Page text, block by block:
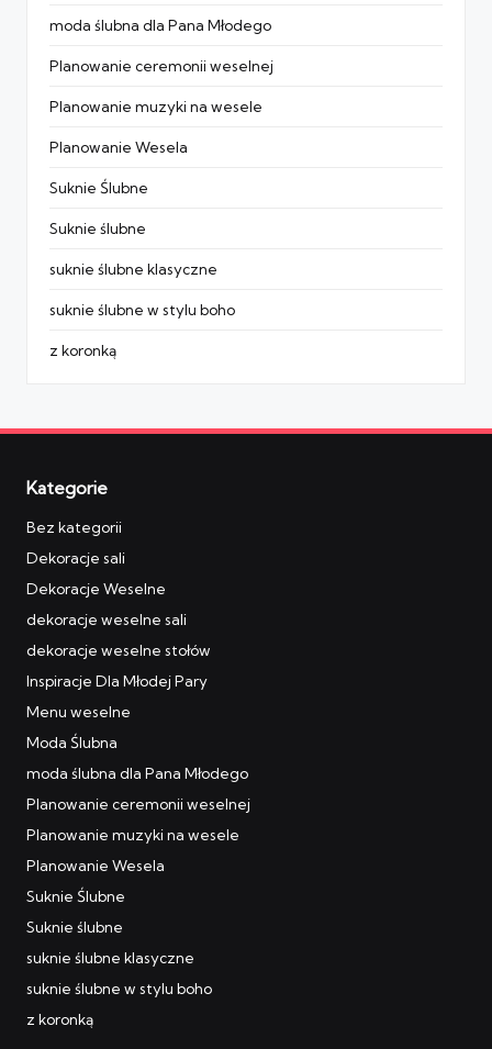
moda ślubna dla Pana Młodego
Planowanie ceremonii weselnej
Planowanie muzyki na wesele
Planowanie Wesela
Suknie Ślubne
Suknie ślubne
suknie ślubne klasyczne
suknie ślubne w stylu boho
z koronką
Kategorie
Bez kategorii
Dekoracje sali
Dekoracje Weselne
dekoracje weselne sali
dekoracje weselne stołów
Inspiracje Dla Młodej Pary
Menu weselne
Moda Ślubna
moda ślubna dla Pana Młodego
Planowanie ceremonii weselnej
Planowanie muzyki na wesele
Planowanie Wesela
Suknie Ślubne
Suknie ślubne
suknie ślubne klasyczne
suknie ślubne w stylu boho
z koronką